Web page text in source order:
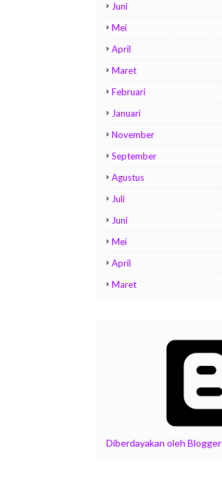
Juni
Mei
April
Maret
Februari
Januari
November
September
Agustus
Juli
Juni
Mei
April
Maret
Diberdayakan oleh Blogger